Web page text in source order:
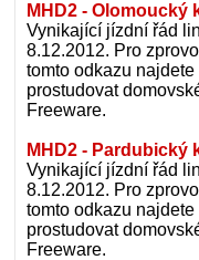
MHD2 - Olomoucký
Vynikající jízdní řád
8.12.2012. Pro
tomto odkazu
prostudovat
Freeware.
MHD2 - Pardubický
Vynikající jízdní řád
8.12.2012. Pro
tomto odkazu
prostudovat
Freeware.